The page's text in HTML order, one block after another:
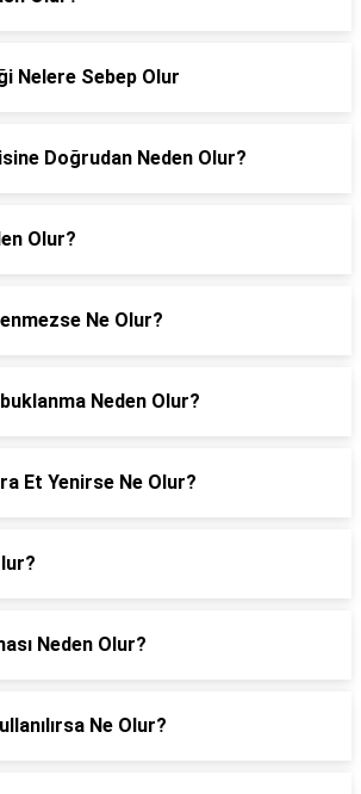
Nelere Sebep Olur
Doğrudan Neden Olur?
Olur?
Ne Olur?
Neden Olur?
Et Yenirse Ne Olur?
Neden Olur?
Ne Olur?